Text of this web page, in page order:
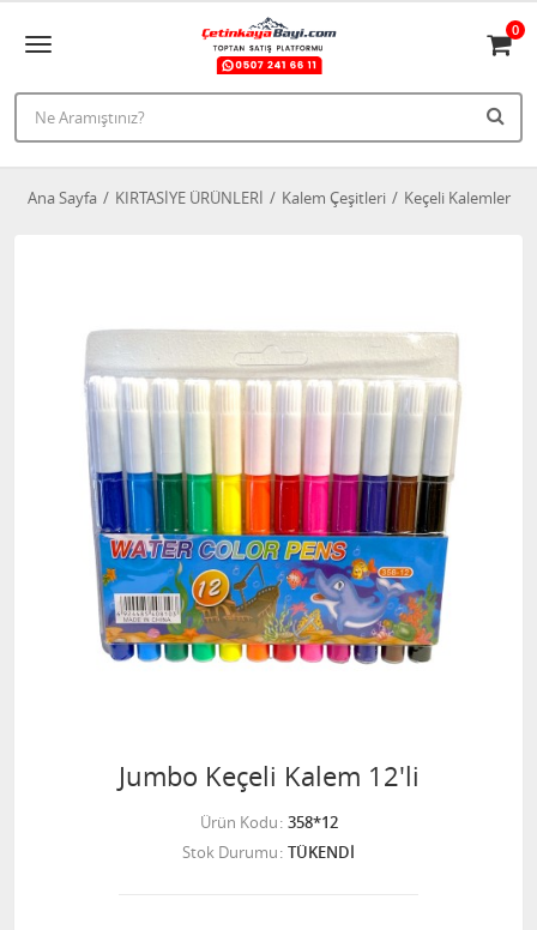
0
Ana Sayfa KIRTASİYE ÜRÜNLERİ Kalem Çeşitleri Keçeli Kalemler
Jumbo Keçeli Kalem 12'li
Ürün Kodu 358*12
Stok Durumu TÜKENDİ